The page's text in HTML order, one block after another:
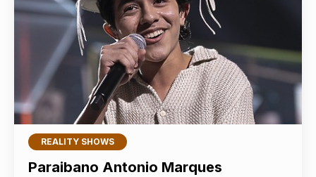
REALITY SHOWS
Paraibano Antonio Marques